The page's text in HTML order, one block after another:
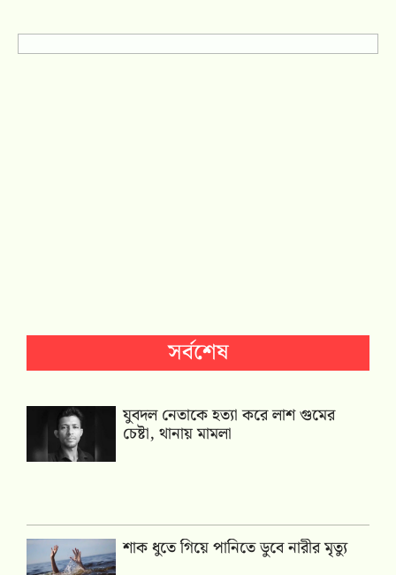
সর্বশেষ
যুবদল নেতাকে হত্যা করে লাশ গুমের
চেষ্টা, থানায় মামলা
শাক ধুতে গিয়ে পানিতে ডুবে নারীর মৃত্যু